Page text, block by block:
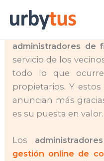
Lagestión online de
es gestionada
administradores de
servicio de los
todo lo que
propietarios. Y
anuncian más
es su puesta en valor.
Los
gestión online de